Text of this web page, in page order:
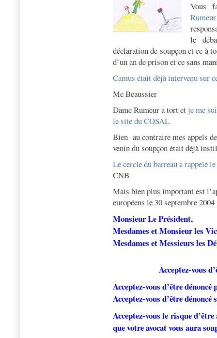
Vous
Rumeur
le
déclaration de soupçon et ce à
d’un an de prison et ce sans
Camus était dèjà intervenu sur
Me Beaussier
Dame Rumeur a tort et je me
le site du COSAL
Bien au contraire mes appels
venin du soupçon était déjà
Le cercle du barreau a rappelé
CNB
Mais bien plus important est
européens le 30 septembre 2004
Monsieur Le Président,
Mesdames et Monsieur les
Mesdames et Messieurs les
Acceptez-vous
Acceptez-vous d’être dénoncé
Acceptez-vous d’être
Acceptez-vous le risque
que votre avocat vous aura